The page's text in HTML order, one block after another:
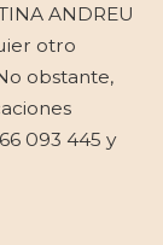
ANDREU
otro
obstante,
093 445 y